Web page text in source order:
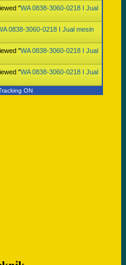
"WA 0838-3060-0218 I Jual
0838-3060-0218 I Jual mesin
"WA 0838-3060-0218 I Jual
"WA 0838-3060-0218 I Jual
ON